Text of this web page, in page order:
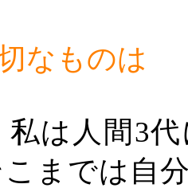
なものは
私は人間3
までは自